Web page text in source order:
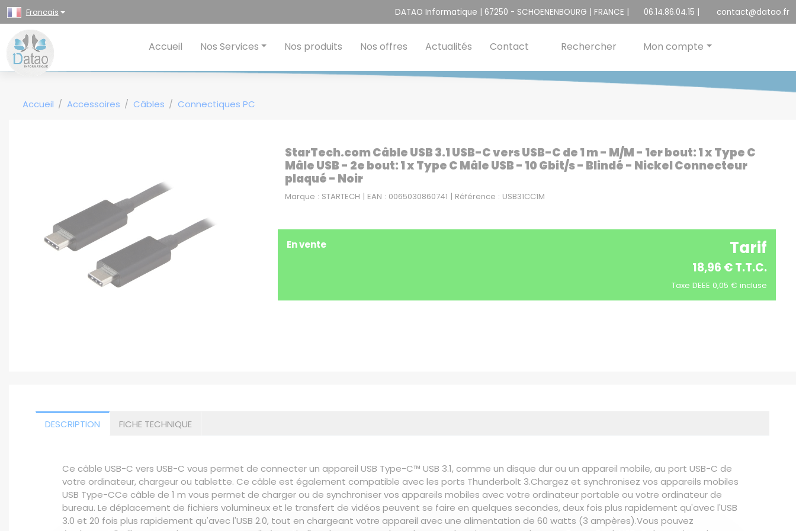
Francais DATAO Informatique | 67250 - SCHOENENBOURG | FRANCE | 06.14.86.04.15 | contact@datao.fr
Accueil Nos Services Nos produits Nos offres Actualités Contact Rechercher Mon compte
Accueil Accessoires Câbles Connectiques PC
StarTech.com Câble USB 3.1 USB-C vers USB-C de 1 m - M/M - 1er bout: 1 x Type C
Mâle USB - 2e bout: 1 x Type C Mâle USB - 10 Gbit/s - Blindé - Nickel Connecteur
plaqué - Noir
Marque : STARTECH | EAN : 0065030860741 | Référence : USB31CC1M
En vente Tarif
18,96 € T.T.C.
Taxe DEEE 0,05 € incluse
DESCRIPTION FICHE TECHNIQUE
Ce câble USB-C vers USB-C vous permet de connecter un appareil USB Type-C™ USB 3.1, comme un disque dur ou un appareil mobile, au port USB-C de
votre ordinateur, chargeur ou tablette. Ce câble est également compatible avec les ports Thunderbolt 3.Chargez et synchronisez vos appareils mobiles
USB Type-CCe câble de 1 m vous permet de charger ou de synchroniser vos appareils mobiles avec votre ordinateur portable ou votre ordinateur de
bureau. Le déplacement de fichiers volumineux et le transfert de vidéos peuvent se faire en quelques secondes, deux fois plus rapidement qu'avec l'USB
3.0 et 20 fois plus rapidement qu'avec l'USB 2.0, tout en chargeant votre appareil avec une alimentation de 60 watts (3 ampères).Vous pouvez
Panneau de gestion des cookies